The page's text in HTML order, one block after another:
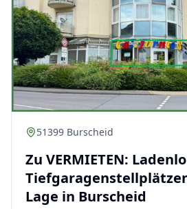
51399 Burscheid
Zu VERMIETEN:
Lage in Burscheid